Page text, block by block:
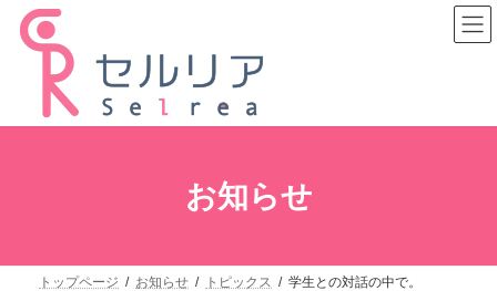
ス
ン
お知らせ
トップページ お知らせ トピックス 学生との対話の中で。